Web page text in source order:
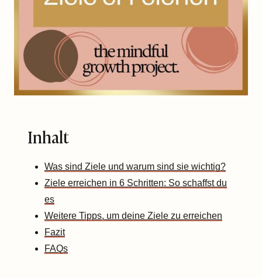
Inhalt
Was sind Ziele und warum sind sie wichtig?
Ziele erreichen in 6 Schritten: So schaffst du
es
Weitere Tipps, um deine Ziele zu erreichen
Fazit
FAQs